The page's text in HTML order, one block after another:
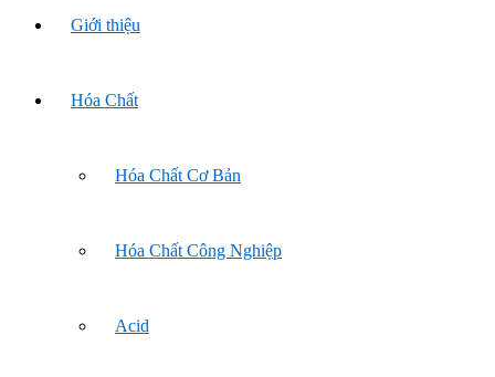
Giới thiệu
Hóa Chất
Hóa Chất Cơ Bản
Hóa Chất Công Nghiệp
Acid